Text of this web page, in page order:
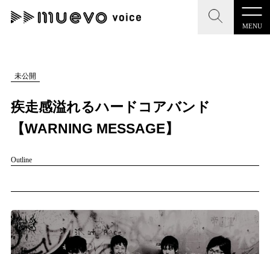
MENU
CLOSE
記事を検索する
人気ワード
#男性SSW #ポップス #女性SSW #ロック
#男性シンガー #HR/HM #女性シンガー
#ヒップホップ #男性シンガーグループ #R&B/ソウル
CLOSE
"読者の声を形にする”音楽特化メディア
MENU
プレスリリース一覧
会社概要
未公開
疾走感溢れるハードコアバンド
【WARNING MESSAGE】
Outline